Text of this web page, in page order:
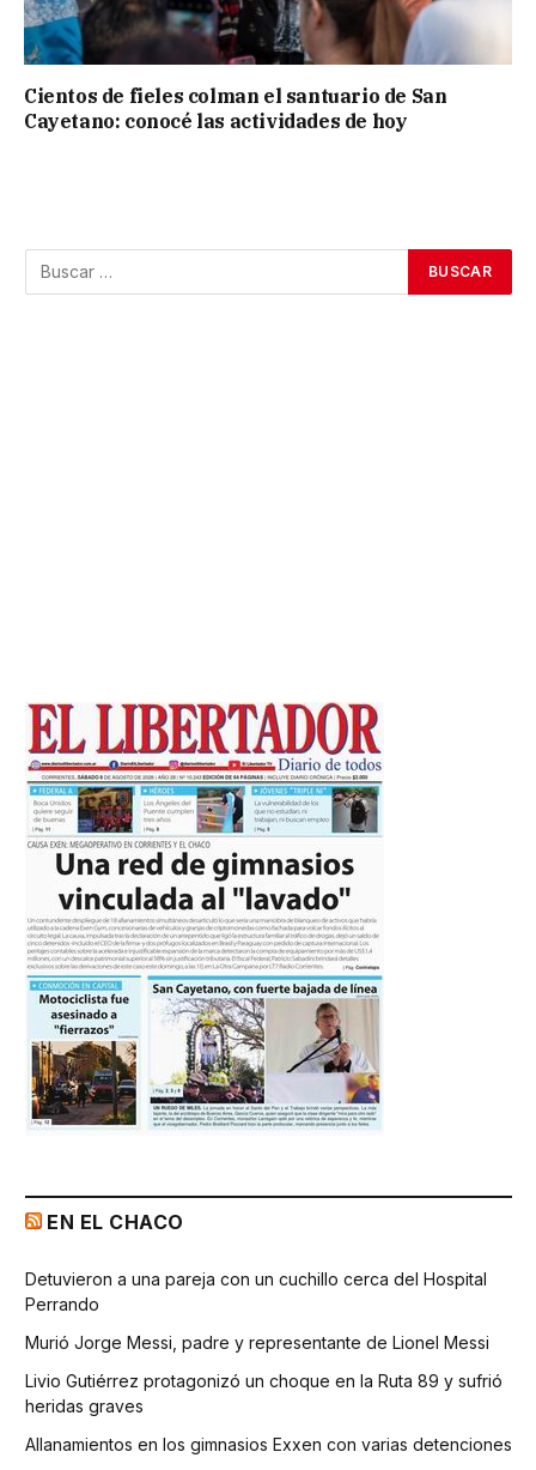
Cientos de fieles colman el santuario de San
Cayetano: conocé las actividades de hoy
EN EL CHACO
Detuvieron a una pareja con un cuchillo cerca del Hospital
Perrando
Murió Jorge Messi, padre y representante de Lionel Messi
Livio Gutiérrez protagonizó un choque en la Ruta 89 y sufrió
heridas graves
Allanamientos en los gimnasios Exxen con varias detenciones